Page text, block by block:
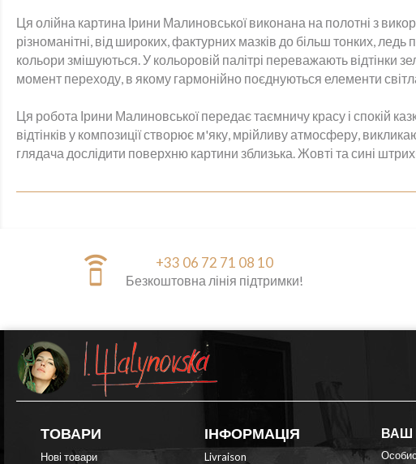
Ця олійна картина Ірини Малиновської виконана на полотні з
різноманітні, від широких, фактурних мазків до більш тонких,
кольори змішуються. У кольоровій палітрі переважають відтінки
момент переходу, в якому гармонійно поєднуються елементи світла
Ця робота Ірини Малиновської передає таємничу красу і спокій
відтінків у композиції створює м'яку, мрійливу атмосферу,
глядача дослідити поверхню картини зблизька. Жовті та сині
speaker_phone +33 06 72 71 08 10
Безкоштовна лінія підтримки!
ТОВАРИ
Нові товари
ІНФОРМАЦІЯ
Livraison
ВАШ